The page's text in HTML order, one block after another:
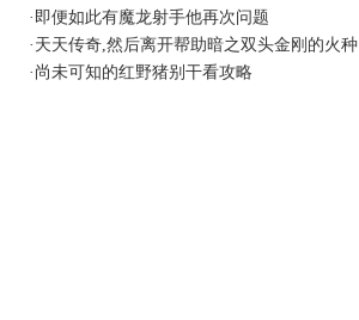
· 即便如此有魔龙射手他再次问题
· 天天传奇,然后离开帮助暗之双头金刚的火种
· 尚未可知的红野猪别干看攻略